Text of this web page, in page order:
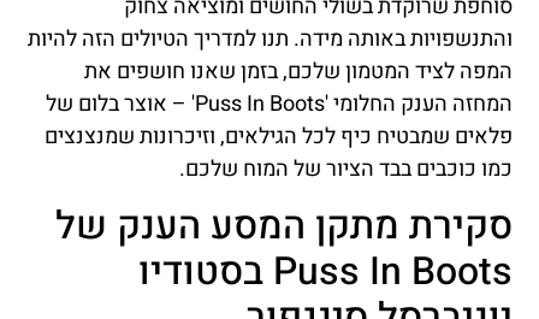
סוחפת שרוקדת בשולי החושים ומוציאה צחוק
והתנשפויות באותה מידה. תנו למדריך הטיולים הזה להיות
המפה לציד המטמון שלכם, בזמן שאנו חושפים את
המחזה הענק החלומי 'Puss In Boots' – אוצר בלום של
פלאים שמבטיח כיף לכל הגילאים, וזיכרונות שמנצנצים
כמו כוכבים בבד הציור של המוח שלכם.
סקירת מתקן המסע הענק של
Puss In Boots בסטודיו